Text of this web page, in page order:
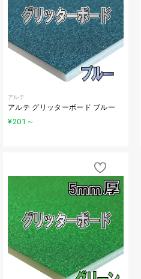
アルテ
アルテ グリッターボード ブルー
¥201 ～